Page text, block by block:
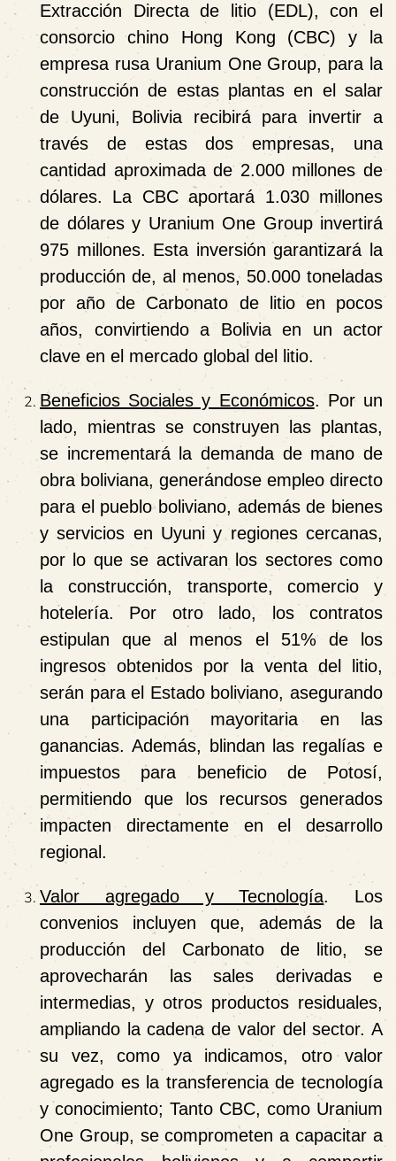
Extracción Directa de litio (EDL), con el
consorcio chino Hong Kong (CBC) y la
empresa rusa Uranium One Group, para la
construcción de estas plantas en el salar
de Uyuni, Bolivia recibirá para invertir a
través de estas dos empresas, una
cantidad aproximada de 2.000 millones de
dólares. La CBC aportará 1.030 millones
de dólares y Uranium One Group invertirá
975 millones. Esta inversión garantizará la
producción de, al menos, 50.000 toneladas
por año de Carbonato de litio en pocos
años, convirtiendo a Bolivia en un actor
clave en el mercado global del litio.
Beneficios Sociales y Económicos. Por un
lado, mientras se construyen las plantas,
se incrementará la demanda de mano de
obra boliviana, generándose empleo directo
para el pueblo boliviano, además de bienes
y servicios en Uyuni y regiones cercanas,
por lo que se activaran los sectores como
la construcción, transporte, comercio y
hotelería. Por otro lado, los contratos
estipulan que al menos el 51% de los
ingresos obtenidos por la venta del litio,
serán para el Estado boliviano, asegurando
una participación mayoritaria en las
ganancias. Además, blindan las regalías e
impuestos para beneficio de Potosí,
permitiendo que los recursos generados
impacten directamente en el desarrollo
regional.
Valor agregado y Tecnología. Los
convenios incluyen que, además de la
producción del Carbonato de litio, se
aprovecharán las sales derivadas e
intermedias, y otros productos residuales,
ampliando la cadena de valor del sector. A
su vez, como ya indicamos, otro valor
agregado es la transferencia de tecnología
y conocimiento; Tanto CBC, como Uranium
One Group, se comprometen a capacitar a